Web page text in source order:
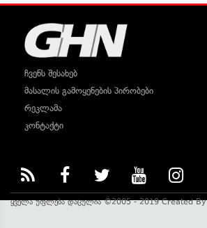
ჩვენს შესახებ
მასალის გამოყენების პირობები
რეკლამა
კონტაქტი
ყველა უფლება დაცულია ©2005 - 2019 Created